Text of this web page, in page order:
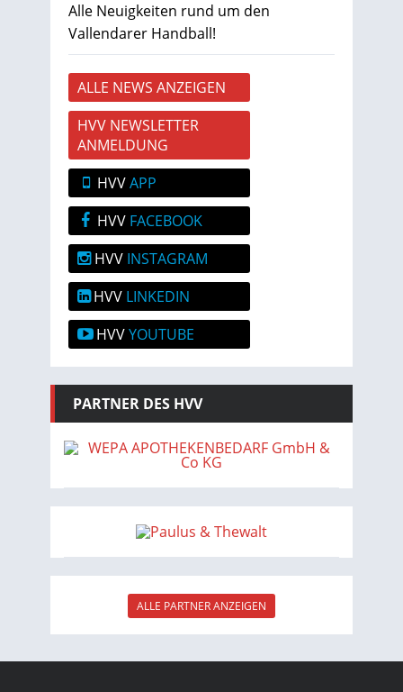
Alle Neuigkeiten rund um den
Vallendarer Handball!
ALLE NEWS ANZEIGEN
HVV NEWSLETTER
ANMELDUNG
HVVAPP
HVV FACEBOOK
HVV INSTAGRAM
HVV LINKEDIN
HVVYOUTUBE
PARTNER DES HVV
ALLE PARTNER ANZEIGEN